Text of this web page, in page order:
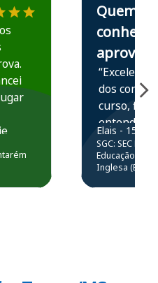
Quem
conhece,
aprova
“Excelente
dos
curso,
entender e
prática
resolução
questões.”
Elais - 15/07/
SGC: SEC BA
Educação
Inglesa (Edital